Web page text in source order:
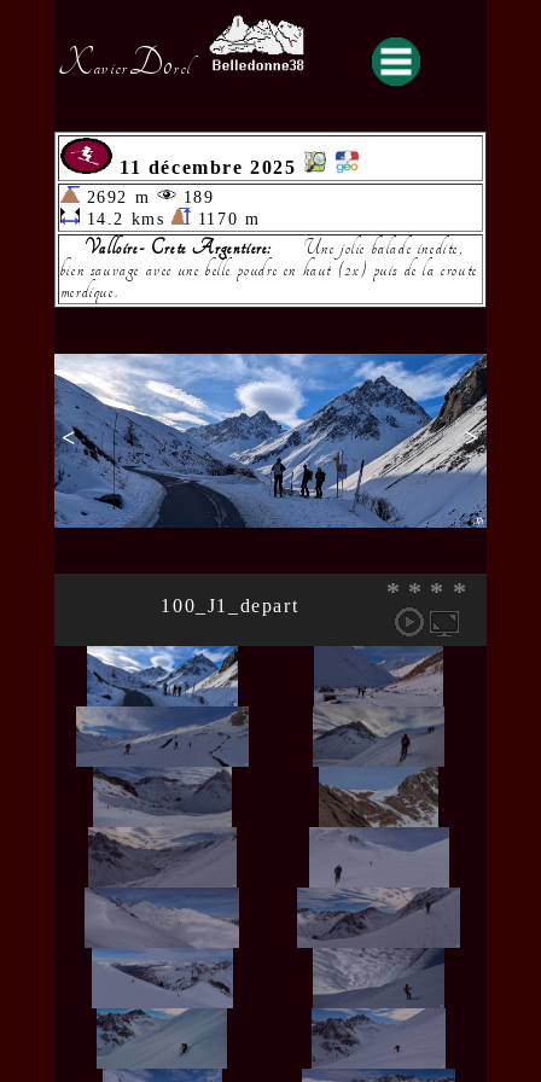
XavierDorel
11 décembre 2025
2692 m
189
14.2 kms
1170 m
Valloire- Crete Argentiere:
Une jolie balade inedite,
bien sauvage avec une belle poudre en haut (2x) puis de la croute
merdique.
< >
* * * *
100_J1_depart